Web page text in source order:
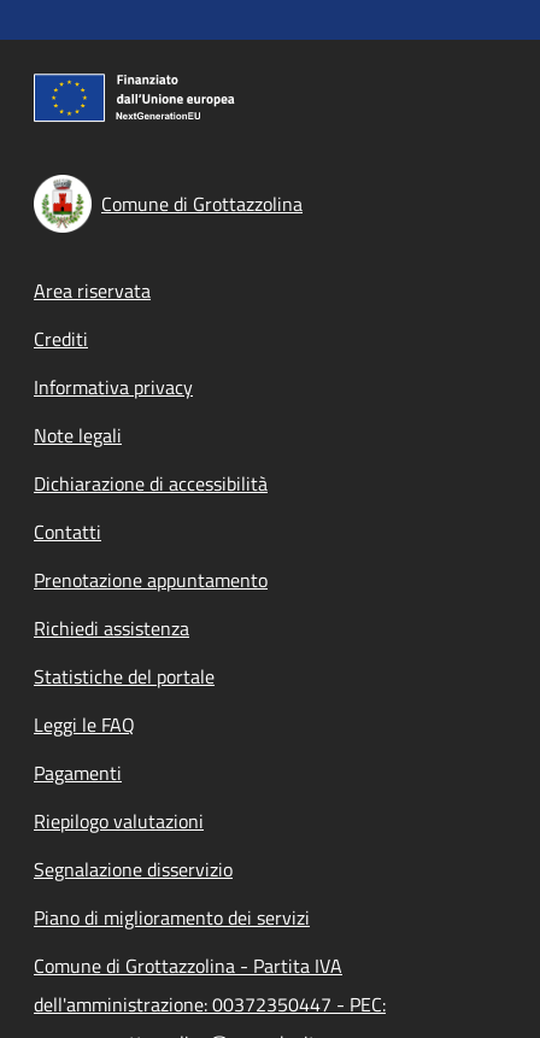
Comune di Grottazzolina
Footer menu
Area riservata
Crediti
Informativa privacy
Note legali
Dichiarazione di accessibilità
Contatti
Prenotazione appuntamento
Richiedi assistenza
Statistiche del portale
Leggi le FAQ
Pagamenti
Riepilogo valutazioni
Segnalazione disservizio
Piano di miglioramento dei servizi
Comune di Grottazzolina - Partita IVA
dell'amministrazione: 00372350447 - PEC: